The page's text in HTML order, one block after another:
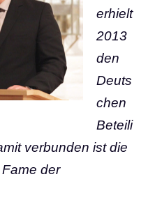
erhielt
2013
den
Deuts
chen
Beteili
verbunden ist die
der